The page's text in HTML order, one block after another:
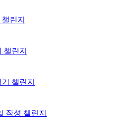
린지
챌린지
챌린지
작성 챌린지